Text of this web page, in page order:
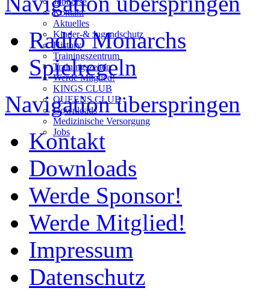
Kontakt
Aktuelles
Kinder-& Jugendschutz
History
Trainingszentrum
Trainingszeiten
Werde Mitglied!
KINGS CLUB
QUEENS CLUB
Downloads
Medizinische Versorgung
Jobs
Radio Monarchs
Spielregeln
Navigation überspringen
Kontakt
Downloads
Werde Sponsor!
Werde Mitglied!
Impressum
Datenschutz